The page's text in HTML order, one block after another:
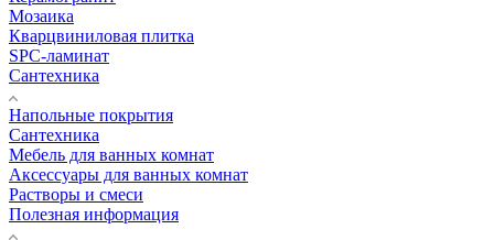
Мозаика
Кварцвиниловая плитка
SPC-ламинат
Сантехника
Напольные покрытия
Сантехника
Мебель для ванных комнат
Аксессуары для ванных комнат
Растворы и смеси
Полезная информация